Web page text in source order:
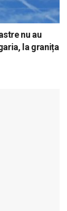
nu au
la granița